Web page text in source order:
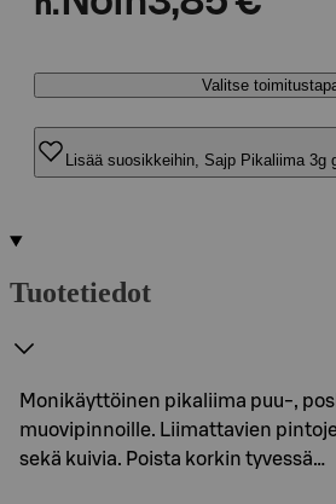
Valitse
Lisää suosikkeihin, Sajp Pikaliima 3g
Tuotetiedot
Monikäyttöinen pikaliima puu-,
muovipinnoille. Liimattavien
sekä kuivia. Poista korkin tyvessä…